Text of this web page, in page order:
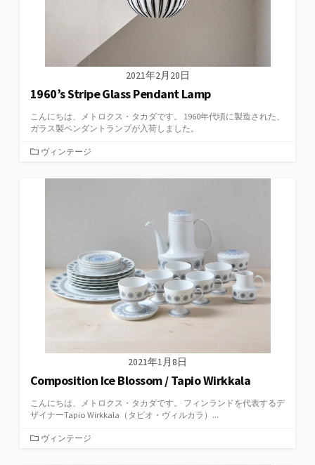
2021年2月20日
1960’s Stripe Glass Pendant Lamp
こんにちは、メトロクス・タカダです。 1960年代頃に製造された、
ガラス製ペンダントランプが入荷しました。
カ
ゴ
ヴィンテージ
2021年1月8日
Composition Ice Blossom / Tapio Wirkkala
こんにちは、メトロクス・タカダです。 フィンランドを代表するデ
ザイナーTapio Wirkkala（タピオ・ヴィルカラ）...
カヴィンテージ